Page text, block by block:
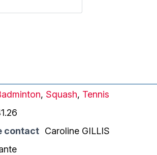
, Squash, Tennis
contact Caroline GILLIS